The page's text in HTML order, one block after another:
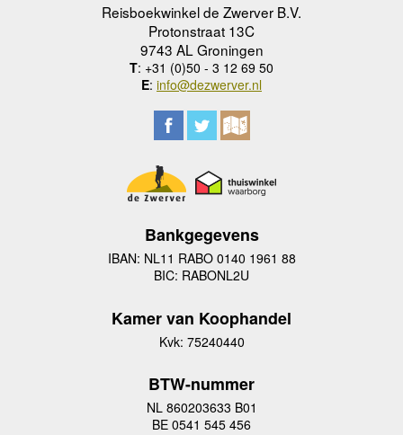
Reisboekwinkel de Zwerver B.V.
Protonstraat 13C
9743 AL Groningen
T: +31 (0)50 - 3 12 69 50
E: info@dezwerver.nl
Bankgegevens
IBAN: NL11 RABO 0140 1961 88
BIC: RABONL2U
Kamer van Koophandel
Kvk: 75240440
BTW-nummer
NL 860203633 B01
BE 0541 545 456